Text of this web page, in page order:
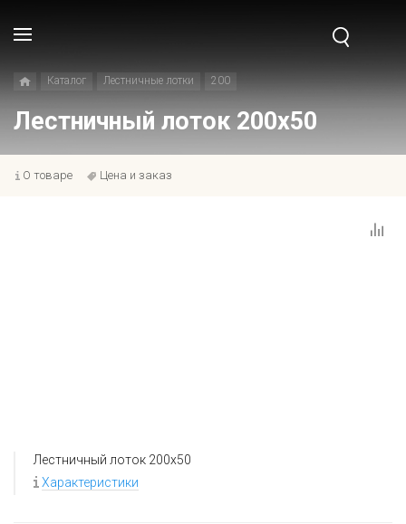
Каталог Лестничные лотки 200
Лестничный лоток 200x50
О товаре Цена и заказ
Лестничный лоток 200x50
Характеристики